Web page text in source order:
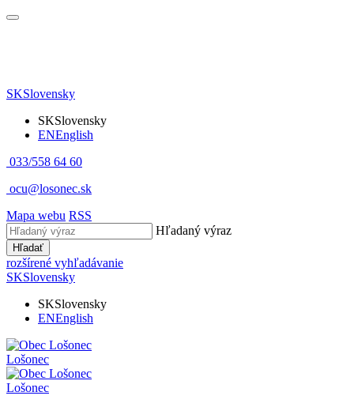
SKSlovensky
SKSlovensky
ENEnglish
033/558 64 60
ocu@losonec.sk
Mapa webu RSS
Hľadaný výraz
Hľadať
rozšírené vyhľadávanie
SKSlovensky
SKSlovensky
ENEnglish
Lošonec
Lošonec